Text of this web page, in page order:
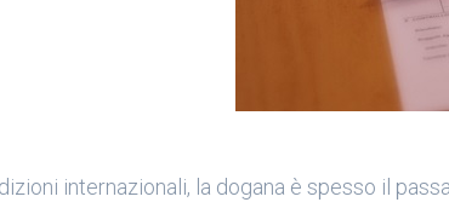
internazionali, la dogana è spesso il